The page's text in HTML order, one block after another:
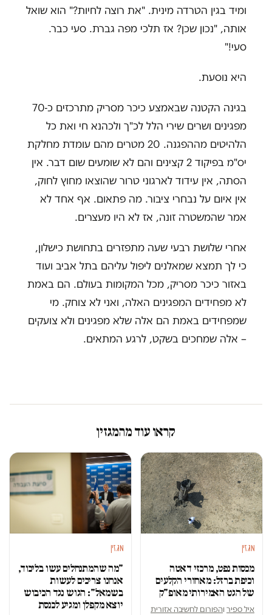
ומיד בגין הטרדה מינית. "את רוצה לחיות?" הוא שואל
אותה, "נכון שכן? אז תלכי מפה גברת. סעי כבר.
סעי!"
היא נוסעת.
בגינה הקטנה שבאמצע כיכר מסריק מתרכזים כ-70
מפגינים ושרים שירי הלל לכ"ך ולכהנא חי ואת כל
הלהיטים מההפגנה. 20 מטרים מהם עומדת מחלקת
יס"מ בפיקוד 2 קצינים והם לא שומעים שום דבר. אין
הסתה, אין עידוד לארגוני טרור שהוצאו מחוץ לחוק,
אין איום על נבחרי ציבור. מה פתאום. אף אחד לא
אמר שהמשטרה זונה, אז לא היו מעצרים.
אחרי שלושת רבעי שעה מתפזרים בתחושת כישלון,
כי לך תמצא שמאלנים ליפול עליהם בתל אביב ועוד
באזור כיכר מסריק, מכל המקומות בעולם. הם באמת
לא מפחידים המפגינים האלה, ואני לא צוחק. מי
שמפחידים באמת הם אלה שלא מפגינים ולא צועקים
– אלה שמחכים בשקט, לרגע המתאים.
קראו עוד מהמגזין
מגזין
מכסות נפט, מרכזי דאטה
וכיפת ברזל: מאחורי הקלעים
של הגט האמירותי מאופ"ק
איל ספיר והפורום לחשיבה אזורית
מגזין
"מה שהמתנחלים עשו בליכוד,
אנחנו צריכים לעשות
בשמאל": הגוש נגד הכיבוש
יוצא מקפלן ומגיע לכנסת